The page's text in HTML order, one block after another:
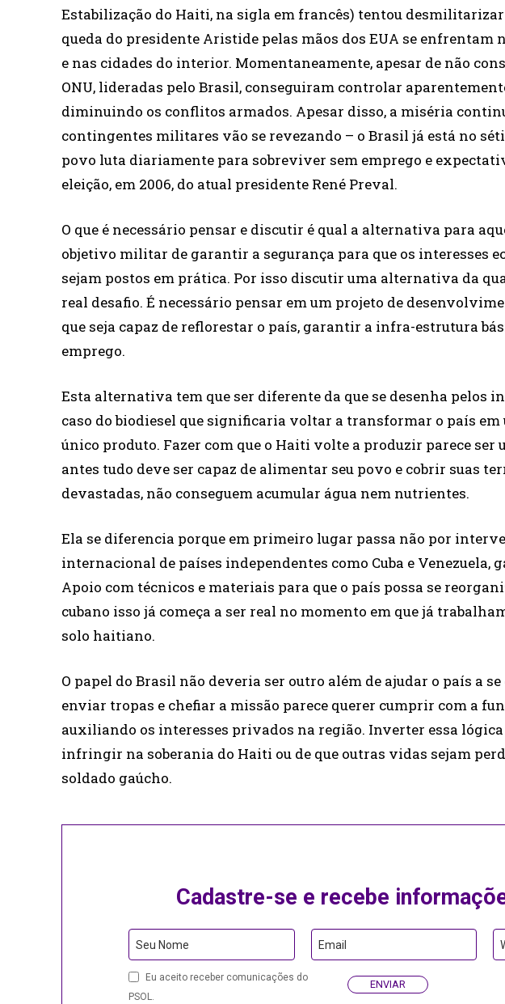
Estabilização do Haiti, na sigla em francês) tentou desmilitarizar
queda do presidente Aristide pelas mãos dos EUA se
e nas cidades do interior. Momentaneamente, apesar de não
ONU, lideradas pelo Brasil, conseguiram controlar
diminuindo os conflitos armados. Apesar disso, a miséria
contingentes militares vão se revezando – o Brasil já está no
povo luta diariamente para sobreviver sem emprego e
eleição, em 2006, do atual presidente René Preval.
O que é necessário pensar e discutir é qual a alternativa para
objetivo militar de garantir a segurança para que os interesses
sejam postos em prática. Por isso discutir uma alternativa da
real desafio. É necessário pensar em um projeto de
que seja capaz de reflorestar o país, garantir a infra-estrutura
emprego.
Esta alternativa tem que ser diferente da que se desenha pelos
caso do biodiesel que significaria voltar a transformar o país
único produto. Fazer com que o Haiti volte a produzir parece ser
antes tudo deve ser capaz de alimentar seu povo e cobrir suas
devastadas, não conseguem acumular água nem nutrientes.
Ela se diferencia porque em primeiro lugar passa não por
internacional de países independentes como Cuba e Venezuela,
Apoio com técnicos e materiais para que o país possa se
cubano isso já começa a ser real no momento em que já
solo haitiano.
O papel do Brasil não deveria ser outro além de ajudar o país a
enviar tropas e chefiar a missão parece querer cumprir com a
auxiliando os interesses privados na região. Inverter essa lógica
infringir na soberania do Haiti ou de que outras vidas sejam
soldado gaúcho.
Cadastre-se e recebe
Email
Address
Seu Nome Email
Eu aceito receber comunicações do
PSOL.
ENVIAR